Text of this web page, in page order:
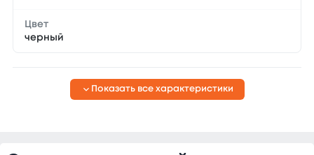
Цвет
черный
Показать все характеристики